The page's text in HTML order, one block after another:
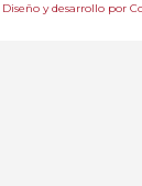
Diseño y desarrollo por